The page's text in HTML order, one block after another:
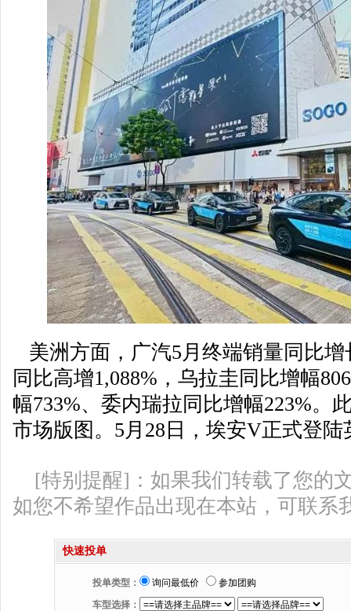
美洲方面，广汽5月终端销量同比增
同比高增1,088%，乌拉圭同比增幅
幅733%、委内瑞拉同比增幅223%。
市场版图。5月28日，埃安V正式登陆
[特别提醒]：如果我们转载了您的
如您不希望作品出现在本站，可联系
快速投单
投单类型： 询问最低价
参加团购
车型选择：